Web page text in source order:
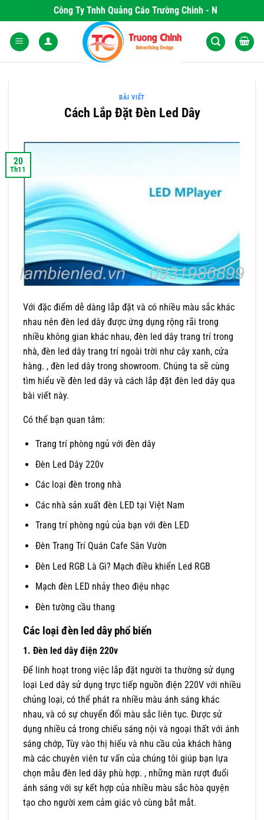
to
content
Công Ty Tnhh Quảng Cáo Trường Chinh - Nơi Khơi
BÀI VIẾT
Cách Lắp Đặt Đèn Led Dây
20
Th11
Với đặc điểm dễ dàng lắp đặt và có nhiều màu sắc khác
nhau nên đèn led dây được ứng dụng rộng rãi trong
nhiều không gian khác nhau, đèn led dây trang trí trong
nhà, đèn led dây trang trí ngoài trời như cây xanh, cửa
hàng. , đèn led dây trong showroom. Chúng ta sẽ cùng
tìm hiểu về đèn led dây và cách lắp đặt đèn led dây qua
bài viết này.
Có thể bạn quan tâm:
Trang trí phòng ngủ với đèn dây
Đèn Led Dây 220v
Các loại đèn trong nhà
Các nhà sản xuất đèn LED tại Việt Nam
Trang trí phòng ngủ của bạn với đèn LED
Đèn Trang Trí Quán Cafe Sân Vườn
Đèn Led RGB Là Gì? Mạch điều khiển Led RGB
Mạch đèn LED nhảy theo điệu nhạc
Đèn tường cầu thang
Các loại đèn led dây phổ biến
1. Đèn led dây điện 220v
Để linh hoạt trong việc lắp đặt người ta thường sử dụng
loại Led dây sử dụng trực tiếp nguồn điện 220V với nhiều
chủng loại, có thể phát ra nhiều màu ánh sáng khác
nhau, và có sự chuyển đổi màu sắc liên tục. Được sử
dụng nhiều cả trong chiếu sáng nội và ngoại thất với ánh
sáng chớp, Tùy vào thị hiếu và nhu cầu của khách hàng
mà các chuyên viên tư vấn của chúng tôi giúp bạn lựa
chọn mẫu đèn led dây phù hợp. , những màn rượt đuổi
ánh sáng với sự kết hợp của nhiều màu sắc hòa quyện
tạo cho người xem cảm giác vô cùng bắt mắt.